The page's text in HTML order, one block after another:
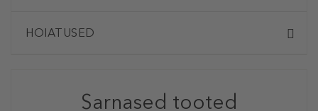
HOIATUSED
Sarnased tooted